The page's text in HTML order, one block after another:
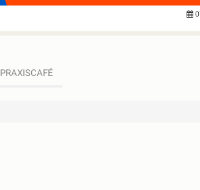
PRAXISCAFÉ